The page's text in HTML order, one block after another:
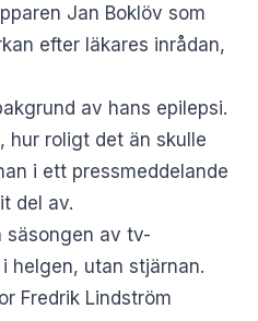
Jan Boklöv som
efter läkares inrådan,
av hans epilepsi.
roligt det än skulle
i ett pressmeddelande
del av.
säsongen av tv-
helgen, utan stjärnan.
Fredrik Lindström